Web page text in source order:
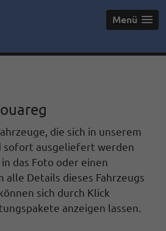
Menü
die sich in unserem
sofort ausgeliefert werden
das Foto oder einen
alle Details dieses Fahrzeugs
sich durch Klick
anzeigen lassen.